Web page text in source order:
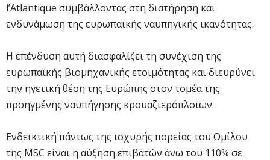
l’Atlantique συμβάλλοντας στη διατήρηση και
ενδυνάμωση της ευρωπαϊκής ναυπηγικής ικανότητας.
Η επένδυση αυτή διασφαλίζει τη συνέχιση της
ευρωπαϊκής βιομηχανικής ετοιμότητας και διευρύνει
την ηγετική θέση της Ευρώπης στον τομέα της
προηγμένης ναυπήγησης κρουαζιερόπλοιων.
Ενδεικτική πάντως της ισχυρής πορείας του Ομίλου
της MSC είναι η αύξηση επιβατών άνω του 110% σε